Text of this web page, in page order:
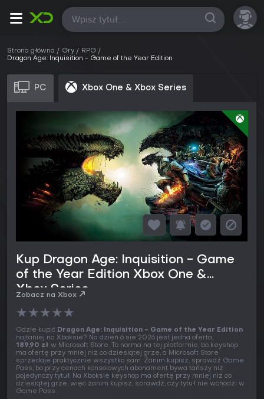
Wszystkie
Strona główna Gry
RPG
Dragon Age: Inquisition - Game of the Year Edition
PC Xbox One & Xbox Series
Kup Dragon Age: Inquisition - Game
of the Year Edition Xbox One &
Xbox Series
Zobacz na Xbox
★★★★★
Gdzie kupić Dragon Age: Inquisition - Game of the Year Edition
najtaniej na Xboksie? Na dzień 6 sie 2026 jest jedna oferta,
189,90 zł w Microsoft Store. To norma na tej platformie, bo keyshop
ma ofertę przy mniej niż co dziesiątej grze, a Microsoft Store
sprzedaje praktycznie wszystko sam. Zanim kupisz, sprawdź Game
Pass, bo przy cenach konsolowych abonament bywa tańszy niż
pojedynczy tytuł. Na Xboksie keyshop ma ofertę przy mniej niż co
dziesiątej grze, więc zanim kupisz, sprawdź, czy tytuł nie wchodzi w
Game Pass.